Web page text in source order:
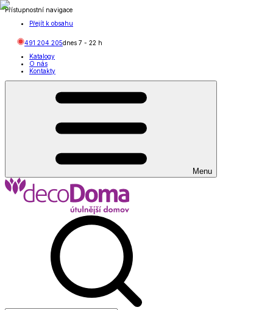
Přístupnostní navigace
Přejít k obsahu
491 204 205dnes 7 - 22 h
Katalogy
O nás
Kontakty
Menu